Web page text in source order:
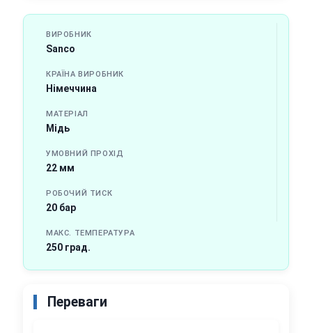
ВИРОБНИК
Sanco
КРАЇНА ВИРОБНИК
Німеччина
МАТЕРІАЛ
Мідь
УМОВНИЙ ПРОХІД
22 мм
РОБОЧИЙ ТИСК
20 бар
МАКС. ТЕМПЕРАТУРА
250 град.
Переваги